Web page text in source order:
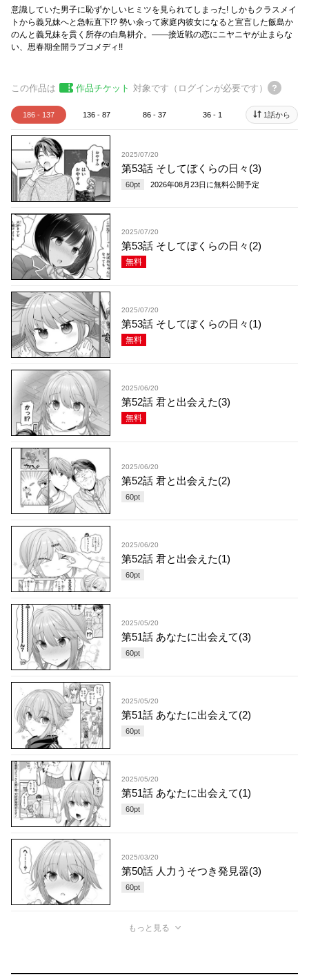
意識していた男子に恥ずかしいヒミツを見られてしまった! しかもクラスメイ
トから義兄妹へと急転直下!? 勢い余って家庭内彼女になると宣言した飯島か
のんと義兄妹を貫く所存の白鳥耕介。――接近戦の恋にニヤニヤが止まらな
い、思春期全開ラブコメディ!!
この作品は 作品チケット 対象です（ログインが必要です）
186 - 137 136 - 87 86 - 37 36 - 1 1話から
2025/07/20
第53話 そしてぼくらの日々(3)
60pt 2026年08月23日 に無料公開予定
2025/07/20
第53話 そしてぼくらの日々(2)
無料
2025/07/20
第53話 そしてぼくらの日々(1)
無料
2025/06/20
第52話 君と出会えた(3)
無料
2025/06/20
第52話 君と出会えた(2)
60pt
2025/06/20
第52話 君と出会えた(1)
60pt
2025/05/20
第51話 あなたに出会えて(3)
60pt
2025/05/20
第51話 あなたに出会えて(2)
60pt
2025/05/20
第51話 あなたに出会えて(1)
60pt
2025/03/20
第50話 人力うそつき発見器(3)
60pt
もっと見る